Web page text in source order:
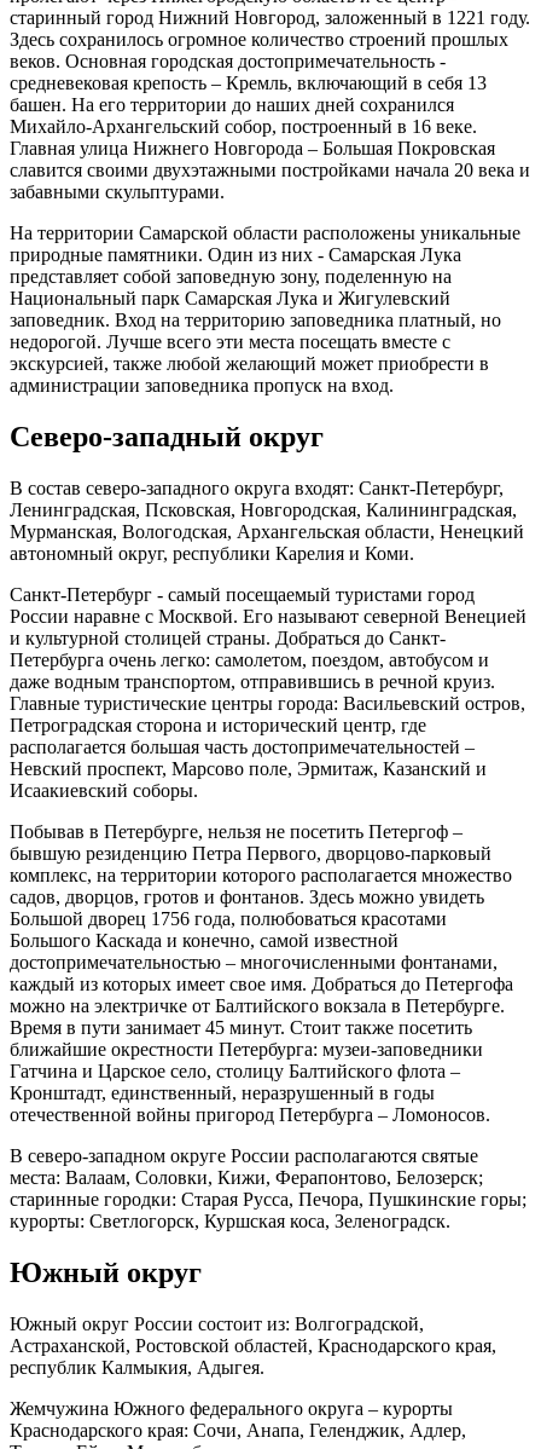
старинный город Нижний Новгород, заложенный в 1221 году.
Здесь сохранилось огромное количество строений прошлых
веков. Основная городская достопримечательность -
средневековая крепость – Кремль, включающий в себя 13
башен. На его территории до наших дней сохранился
Михайло-Архангельский собор, построенный в 16 веке.
Главная улица Нижнего Новгорода – Большая Покровская
славится своими двухэтажными постройками начала 20 века и
забавными скульптурами.
На территории Самарской области расположены уникальные
природные памятники. Один из них - Самарская Лука
представляет собой заповедную зону, поделенную на
Национальный парк Самарская Лука и Жигулевский
заповедник. Вход на территорию заповедника платный, но
недорогой. Лучше всего эти места посещать вместе с
экскурсией, также любой желающий может приобрести в
администрации заповедника пропуск на вход.
Северо-западный округ
В состав северо-западного округа входят: Санкт-Петербург,
Ленинградская, Псковская, Новгородская, Калининградская,
Мурманская, Вологодская, Архангельская области, Ненецкий
автономный округ, республики Карелия и Коми.
Санкт-Петербург - самый посещаемый туристами город
России наравне с Москвой. Его называют северной Венецией
и культурной столицей страны. Добраться до Санкт-
Петербурга очень легко: самолетом, поездом, автобусом и
даже водным транспортом, отправившись в речной круиз.
Главные туристические центры города: Васильевский остров,
Петроградская сторона и исторический центр, где
располагается большая часть достопримечательностей –
Невский проспект, Марсово поле, Эрмитаж, Казанский и
Исаакиевский соборы.
Побывав в Петербурге, нельзя не посетить Петергоф –
бывшую резиденцию Петра Первого, дворцово-парковый
комплекс, на территории которого располагается множество
садов, дворцов, гротов и фонтанов. Здесь можно увидеть
Большой дворец 1756 года, полюбоваться красотами
Большого Каскада и конечно, самой известной
достопримечательностью – многочисленными фонтанами,
каждый из которых имеет свое имя. Добраться до Петергофа
можно на электричке от Балтийского вокзала в Петербурге.
Время в пути занимает 45 минут. Стоит также посетить
ближайшие окрестности Петербурга: музеи-заповедники
Гатчина и Царское село, столицу Балтийского флота –
Кронштадт, единственный, неразрушенный в годы
отечественной войны пригород Петербурга – Ломоносов.
В северо-западном округе России располагаются святые
места: Валаам, Соловки, Кижи, Ферапонтово, Белозерск;
старинные городки: Старая Русса, Печора, Пушкинские горы;
курорты: Светлогорск, Куршская коса, Зеленоградск.
Южный округ
Южный округ России состоит из: Волгоградской,
Астраханской, Ростовской областей, Краснодарского края,
республик Калмыкия, Адыгея.
Жемчужина Южного федерального округа – курорты
Краснодарского края: Сочи, Анапа, Геленджик, Адлер,